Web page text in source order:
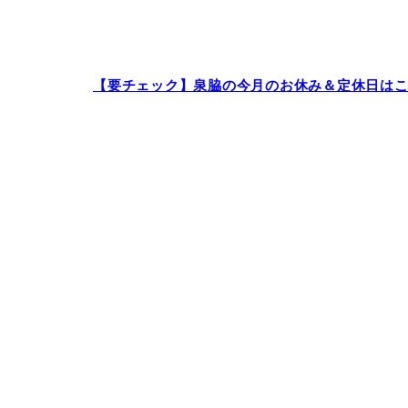
【要チェック】泉脇の今月のお休み＆定休日は